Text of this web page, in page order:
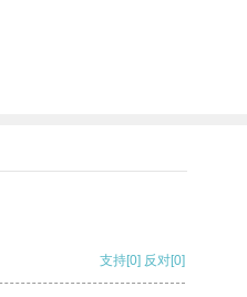
支持[0] 反对[0]